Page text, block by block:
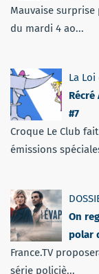
Mauvaise
du mardi 4 ao...
La Loi
#7
Croque Le Club
émissions
On
polar
France.TV
série policiè...